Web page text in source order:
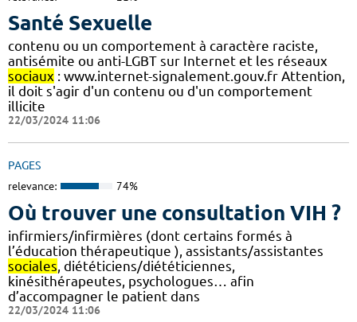
Santé Sexuelle
contenu ou un comportement à caractère raciste,
antisémite ou anti-LGBT sur Internet et les réseaux
sociaux : www.internet-signalement.gouv.fr Attention,
il doit s'agir d'un contenu ou d'un comportement
illicite
22/03/2024 11:06
PAGES
relevance: 74%
Où trouver une consultation VIH ?
infirmiers/infirmières (dont certains formés à
l’éducation thérapeutique ), assistants/assistantes
sociales , diététiciens/diététiciennes,
kinésithérapeutes, psychologues… afin
d’accompagner le patient dans
22/03/2024 11:06